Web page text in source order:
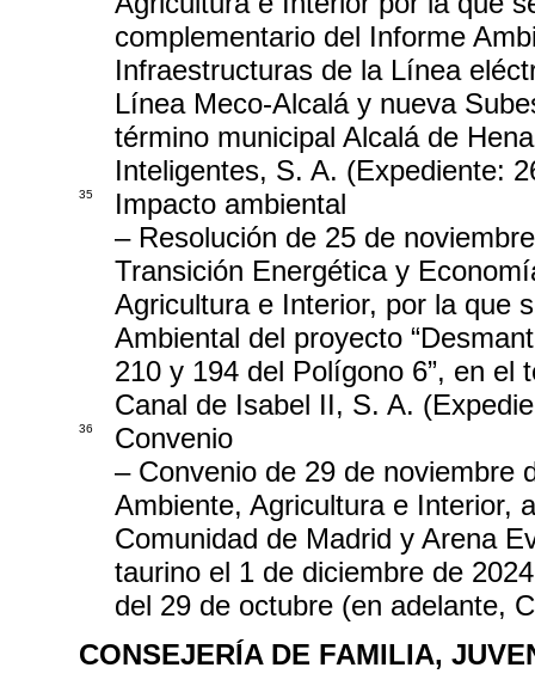
complementario del Informe
Infraestructuras de la Línea
Línea Meco-Alcalá y nueva
término municipal Alcalá de
Inteligentes, S. A. (Expediente:
35
Impacto ambiental
– Resolución de 25 de
Transición Energética y
Agricultura e Interior, por la que
Ambiental del proyecto
210 y 194 del Polígono 6”, en el
Canal de Isabel II, S. A.
36
Convenio
– Convenio de 29 de noviembre
Ambiente, Agricultura e Interior,
Comunidad de Madrid y Arena
taurino el 1 de diciembre de
del 29 de octubre (en adelante,
CONSEJERÍA DE FAMILIA,